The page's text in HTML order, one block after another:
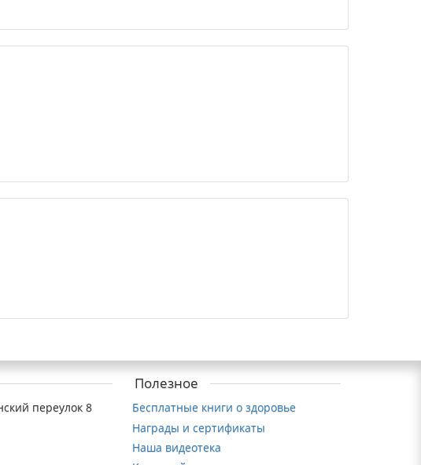
переулок 8
Полезное
Бесплатные книги о здоровье
Награды и сертификаты
Наша видеотека